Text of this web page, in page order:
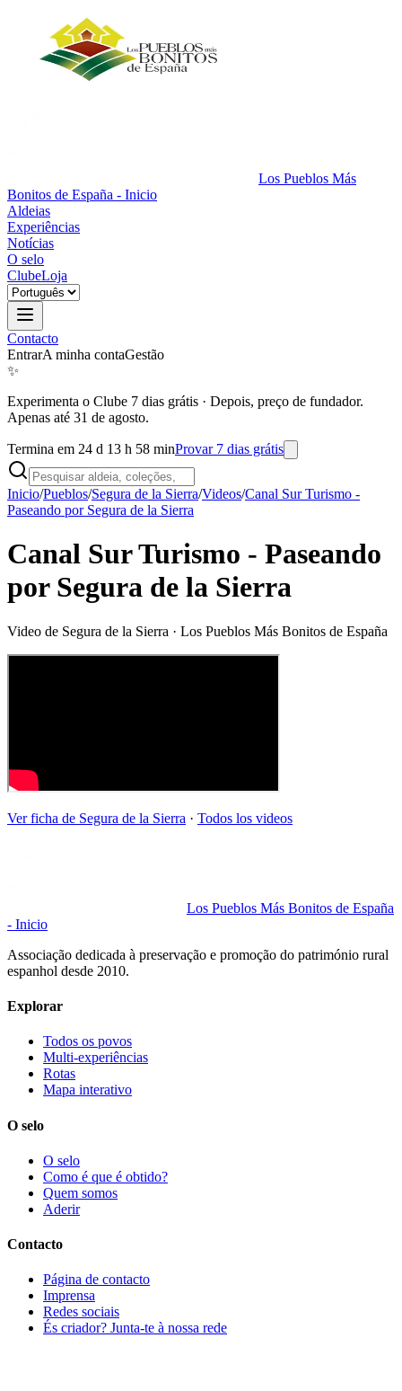
Los Pueblos Más
Bonitos de España - Inicio
Aldeias
Experiências
Notícias
O selo
ClubeLoja
Contacto
EntrarA minha contaGestão
✨
Experimenta o Clube 7 dias grátis · Depois, preço de fundador.
Apenas até 31 de agosto.
Termina em 24 d 13 h 58 minProvar 7 dias grátis
Inicio/Pueblos/Segura de la Sierra/Videos/Canal Sur Turismo -
Paseando por Segura de la Sierra
Canal Sur Turismo - Paseando
por Segura de la Sierra
Video de Segura de la Sierra · Los Pueblos Más Bonitos de España
Ver ficha de Segura de la Sierra · Todos los videos
Los Pueblos Más Bonitos de España
- Inicio
Associação dedicada à preservação e promoção do património rural
espanhol desde 2010.
Explorar
Todos os povos
Multi-experiências
Rotas
Mapa interativo
O selo
O selo
Como é que é obtido?
Quem somos
Aderir
Contacto
Página de contacto
Imprensa
Redes sociais
És criador? Junta-te à nossa rede